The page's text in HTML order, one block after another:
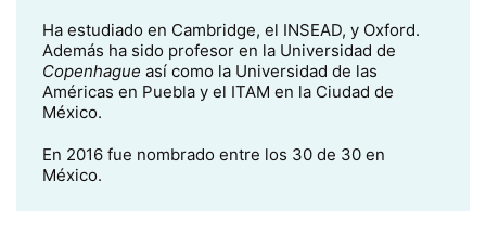
Ha estudiado en Cambridge, el INSEAD, y Oxford.
Además ha sido profesor en la Universidad de
Copenhague así como la Universidad de las
Américas en Puebla y el ITAM en la Ciudad de
México.
En 2016 fue nombrado entre los 30 de 30 en
México.